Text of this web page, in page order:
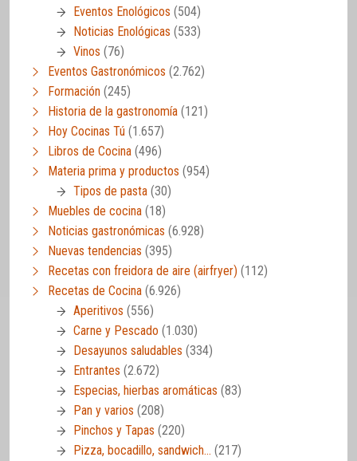
Eventos Enológicos (504)
Noticias Enológicas (533)
Vinos (76)
Eventos Gastronómicos (2.762)
Formación (245)
Historia de la gastronomía (121)
Hoy Cocinas Tú (1.657)
Libros de Cocina (496)
Materia prima y productos (954)
Tipos de pasta (30)
Muebles de cocina (18)
Noticias gastronómicas (6.928)
Nuevas tendencias (395)
Recetas con freidora de aire (airfryer) (112)
Recetas de Cocina (6.926)
Aperitivos (556)
Carne y Pescado (1.030)
Desayunos saludables (334)
Entrantes (2.672)
Especias, hierbas aromáticas (83)
Pan y varios (208)
Pinchos y Tapas (220)
Pizza, bocadillo, sandwich… (217)